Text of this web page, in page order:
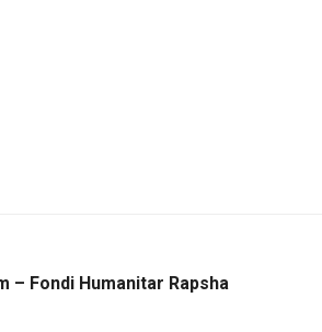
– Fondi Humanitar Rapsha